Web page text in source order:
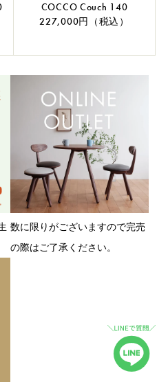
COCCO Couch 140
227,000円（税込）
数に限りがございますので完売
の際はご了承ください。